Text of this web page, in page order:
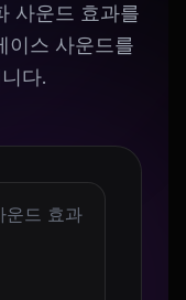
사운드 효과를
이스 사운드를
다.